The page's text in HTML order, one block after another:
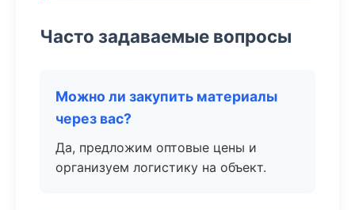
Часто задаваемые вопросы
Можно ли закупить материалы
через вас?
Да, предложим оптовые цены и
организуем логистику на объект.